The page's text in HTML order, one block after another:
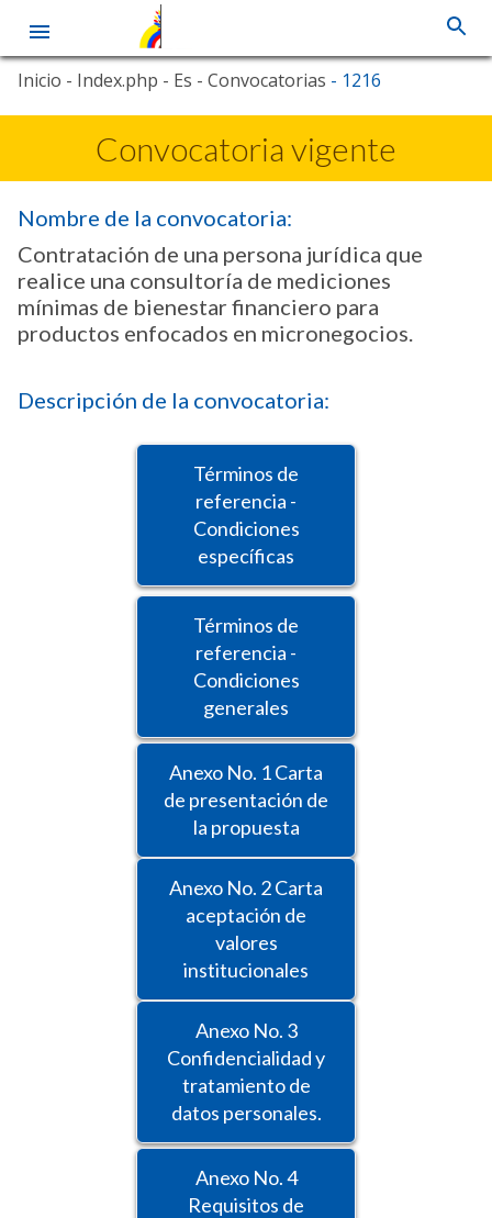
Pasar
contenido
Inicio - Index.php - Es - Convocatorias - 1216
Convocatoria vigente
Nombre de la convocatoria:
Contratación de una persona jurídica que
realice una consultoría de mediciones
mínimas de bienestar financiero para
productos enfocados en micronegocios.
Descripción de la convocatoria:
Términos de
referencia -
Condiciones
específicas
Términos de
referencia -
Condiciones
generales
Anexo No. 1 Carta
de presentación de
la propuesta
Anexo No. 2 Carta
aceptación de
valores
institucionales
Anexo No. 3
Confidencialidad y
tratamiento de
datos personales.
Anexo No. 4
Requisitos de